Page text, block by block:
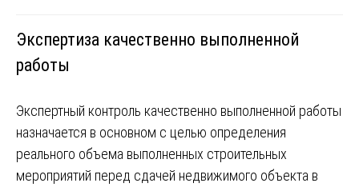
Экспертиза качественно выполненной
работы
Экспертный контроль качественно выполненной работы
назначается в основном с целью определения
реального объема выполненных строительных
мероприятий перед сдачей недвижимого объекта в